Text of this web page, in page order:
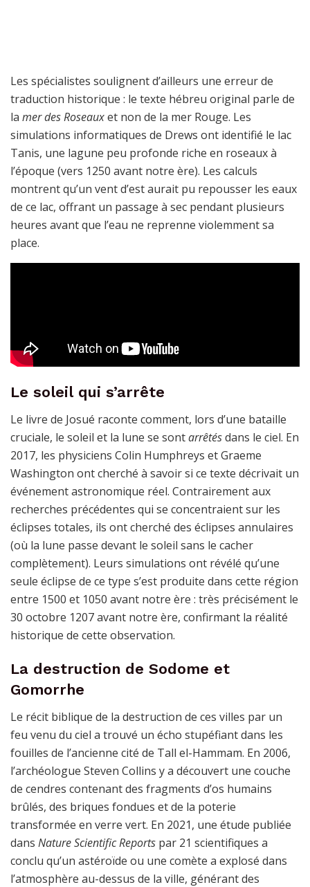
Les spécialistes soulignent d’ailleurs une erreur de
traduction historique : le texte hébreu original parle de
la mer des Roseauxet non de la mer Rouge. Les
simulations informatiques de Drews ont identifié le lac
Tanis, une lagune peu profonde riche en roseaux à
l’époque (vers 1250 avant notre ère). Les calculs
montrent qu’un vent d’est aurait pu repousser les eaux
de ce lac, offrant un passage à sec pendant plusieurs
heures avant que l’eau ne reprenne violemment sa
place.
Le soleil qui s’arrête
Le livre de Josué raconte comment, lors d’une bataille
cruciale, le soleil et la lune se sontarrêtésdans le ciel. En
2017, les physiciens Colin Humphreys et Graeme
Washington ont cherché à savoir si ce texte décrivait un
événement astronomique réel. Contrairement aux
recherches précédentes qui se concentraient sur les
éclipses totales, ils ont cherché des éclipses annulaires
(où la lune passe devant le soleil sans le cacher
complètement). Leurs simulations ont révélé qu’une
seule éclipse de ce type s’est produite dans cette région
entre 1500 et 1050 avant notre ère : très précisément le
30 octobre 1207 avant notre ère, confirmant la réalité
historique de cette observation.
La destruction de Sodome et
Gomorrhe
Le récit biblique de la destruction de ces villes par un
feu venu du ciel a trouvé un écho stupéfiant dans les
fouilles de l’ancienne cité de Tall el-Hammam. En 2006,
l’archéologue Steven Collins y a découvert une couche
de cendres contenant des fragments d’os humains
brûlés, des briques fondues et de la poterie
transformée en verre vert. En 2021, une étude publiée
dans Nature Scientific Reports par 21 scientifiques a
conclu qu’un astéroïde ou une comète a explosé dans
l’atmosphère au-dessus de la ville, générant des